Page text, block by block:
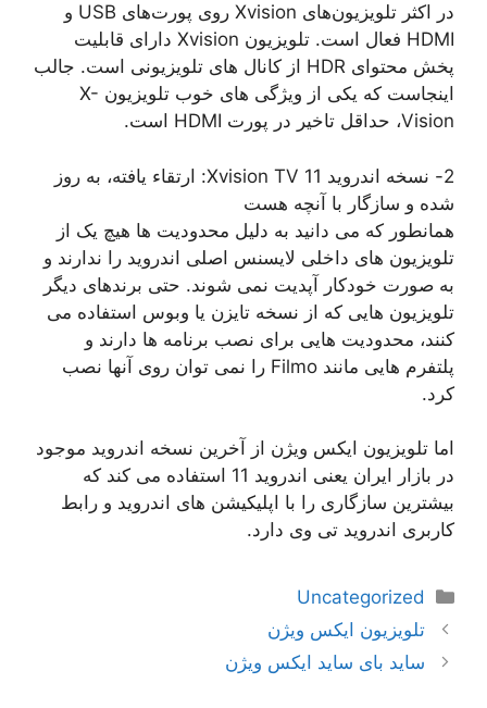
در اکثر تلویزیون‌های Xvision روی پورت‌های USB و
HDMI فعال است. تلویزیون Xvision دارای قابلیت
پخش محتوای HDR از کانال های تلویزیونی است. جالب
اینجاست که یکی از ویژگی های خوب تلویزیون X-
Vision، حداقل تاخیر در پورت HDMI است.
2- نسخه اندروید 11 Xvision TV: ارتقاء یافته، به روز
شده و سازگار با آنچه هست
همانطور که می دانید به دلیل محدودیت ها هیچ یک از
تلویزیون های داخلی لایسنس اصلی اندروید را ندارند و
به صورت خودکار آپدیت نمی شوند. حتی برندهای دیگر
تلویزیون هایی که از نسخه تایزن یا وبوس استفاده می
کنند، محدودیت هایی برای نصب برنامه ها دارند و
پلتفرم هایی مانند Filmo را نمی توان روی آنها نصب
کرد.
اما تلویزیون ایکس ویژن از آخرین نسخه اندروید موجود
در بازار ایران یعنی اندروید 11 استفاده می کند که
بیشترین سازگاری را با اپلیکیشن های اندروید و رابط
کاربری اندروید تی وی دارد.
دسته‌ها
Uncategorized
ناوبری
نوشته‌ها
تلویزیون ایکس ویژن
ساید بای ساید ایکس ویژن